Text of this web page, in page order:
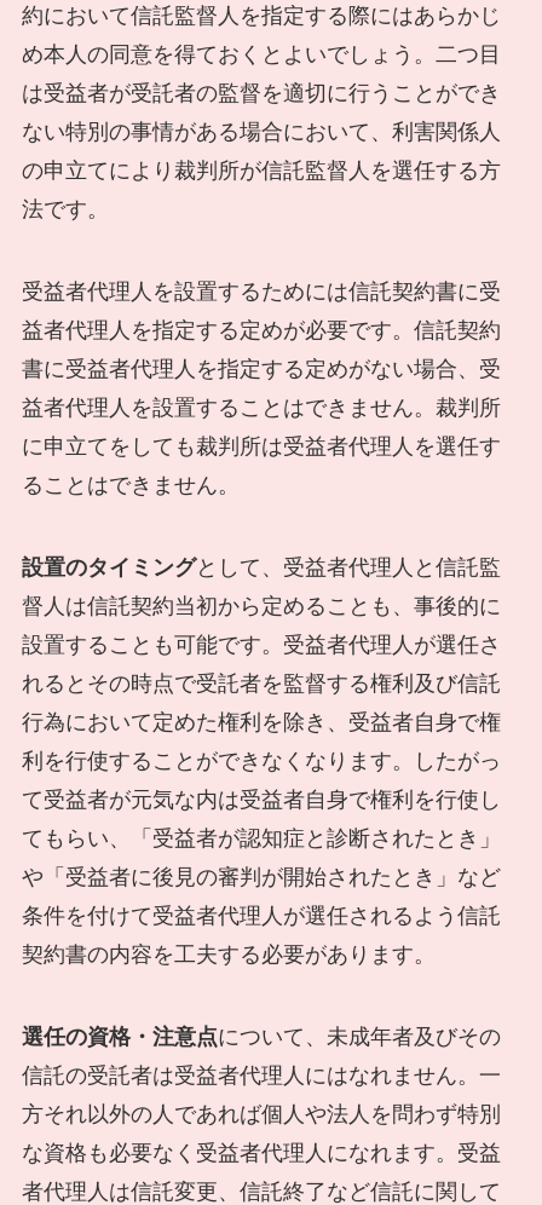
約において信託監督人を指定する際にはあらかじ
め本人の同意を得ておくとよいでしょう。二つ目
は受益者が受託者の監督を適切に行うことができ
ない特別の事情がある場合において、利害関係人
の申立てにより裁判所が信託監督人を選任する方
法です。
受益者代理人を設置するためには信託契約書に受
益者代理人を指定する定めが必要です。信託契約
書に受益者代理人を指定する定めがない場合、受
益者代理人を設置することはできません。裁判所
に申立てをしても裁判所は受益者代理人を選任す
ることはできません。
設置のタイミングとして、受益者代理人と信託監
督人は信託契約当初から定めることも、事後的に
設置することも可能です。受益者代理人が選任さ
れるとその時点で受託者を監督する権利及び信託
行為において定めた権利を除き、受益者自身で権
利を行使することができなくなります。したがっ
て受益者が元気な内は受益者自身で権利を行使し
てもらい、「受益者が認知症と診断されたとき」
や「受益者に後見の審判が開始されたとき」など
条件を付けて受益者代理人が選任されるよう信託
契約書の内容を工夫する必要があります。
選任の資格・注意点について、未成年者及びその
信託の受託者は受益者代理人にはなれません。一
方それ以外の人であれば個人や法人を問わず特別
な資格も必要なく受益者代理人になれます。受益
者代理人は信託変更、信託終了など信託に関して